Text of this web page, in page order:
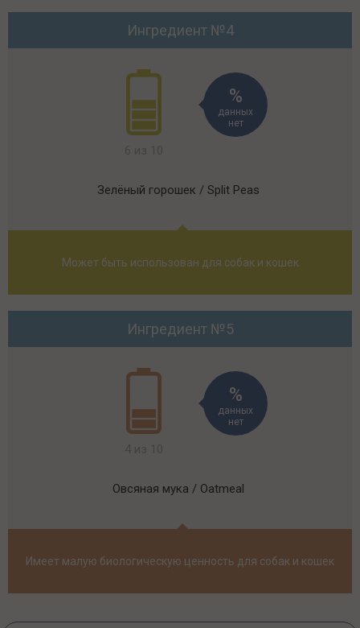
Ингредиент №4
данных
нет
Зелёный горошек / Split Peas
Может быть использован для собак и кошек
Ингредиент №5
данных
нет
Овсяная мука / Oatmeal
Имеет малую биологическую ценность для собак и кошек